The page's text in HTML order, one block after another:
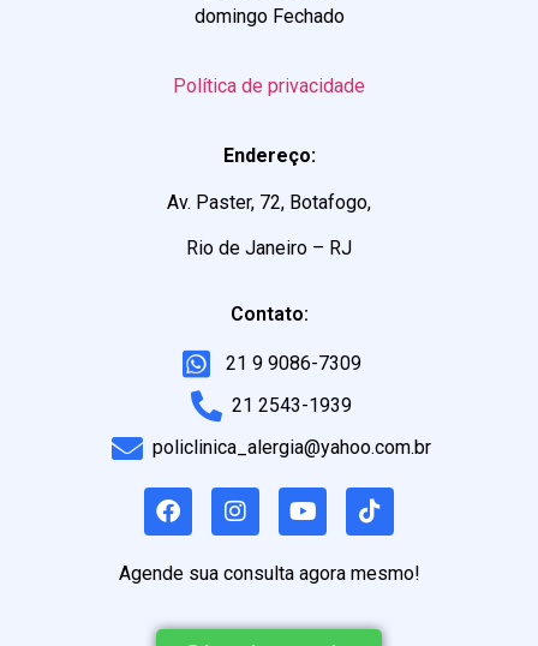
domingo Fechado
Política de privacidade
Endereço:
Av. Paster, 72, Botafogo,
Rio de Janeiro – RJ
Contato:
21 9 9086-7309
21 2543-1939
policlinica_alergia@yahoo.com.br
Agende sua consulta agora mesmo!